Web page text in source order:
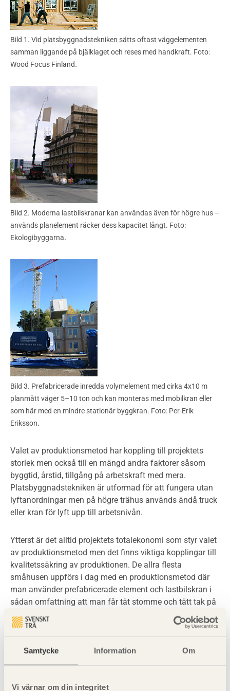
Samtycke Information Om
Vi värnar om din integritet
Bild 1. Vid platsbyggnadstekniken sätts oftast väggelementen
samman liggande på bjälklaget och reses med handkraft. Foto:
Wood Focus Finland.
Bild 2. Moderna lastbilskranar kan användas även för högre hus –
används planelement räcker dess kapacitet långt. Foto:
Ekologibyggarna.
Bild 3. Prefabricerade inredda volymelement med cirka 4x10 m
planmått väger 5–10 ton och kan monteras med mobilkran eller
som här med en mindre stationär byggkran. Foto: Per-Erik
Eriksson.
Valet av produktionsmetod har koppling till projektets
storlek men också till en mängd andra faktorer såsom
byggtid, årstid, tillgång på arbetskraft med mera.
Platsbyggnadstekniken är utformad för att fungera utan
lyftanordningar men på högre trähus används ändå truck
eller kran för lyft upp till arbetsnivån.
Ytterst är det alltid projektets totalekonomi som styr valet
av produktionsmetod men det finns viktiga kopplingar till
kvalitetssäkring av produktionen. De allra flesta
småhusen uppförs i dag med en produktionsmetod där
man använder prefabricerade element och lastbilskran i
sådan omfattning att man får tät stomme och tätt tak på
en arbetsdag.
systemsamordningen i betydande omfattning. Generellt
gäller att högre prefabrikationsgrad ställer högre krav på